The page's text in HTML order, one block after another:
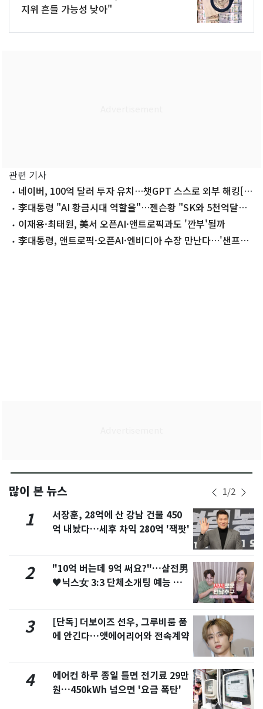
지위 흔들 가능성 낮아"
관련 기사
네이버, 100억 달러 투자 유치…챗GPT 스스로 외부 해킹[뉴
스잇(IT)쥬]
李대통령 "AI 황금시대 역할을"…젠슨황 "SK와 5천억달러
파트너십"(종합)
이재용·최태원, 美서 오픈AI·앤트로픽과도 '깐부'될까
李대통령, 앤트로픽·오픈AI·엔비디아 수장 만난다…'샌프란
많이 본 뉴스 1/2
1
서장훈, 28억에 산 강남 건물 450
억 내놨다…세후 차익 280억 '잭팟'
2
"10억 버는데 9억 써요?"…삼전男
♥닉스女 3:3 단체소개팅 예능 화
3
[단독] 더보이즈 선우, 그루비룸 품
에 안긴다…앳에어리어와 전속계약
4
에어컨 하루 종일 틀면 전기료 29만
원…450kWh 넘으면 '요금 폭탄'